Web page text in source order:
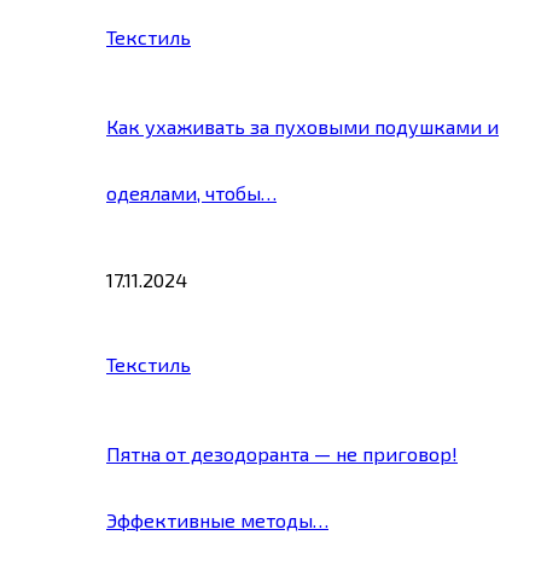
Текстиль
Как ухаживать за пуховыми подушками и
одеялами, чтобы…
17.11.2024
Текстиль
Пятна от дезодоранта — не приговор!
Эффективные методы…